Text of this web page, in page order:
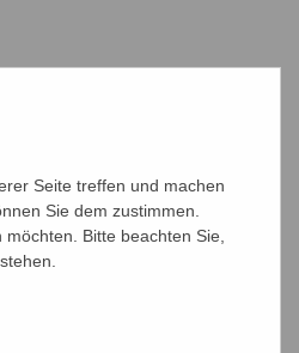
Seite treffen und machen
Sie dem zustimmen.
Bitte beachten Sie,